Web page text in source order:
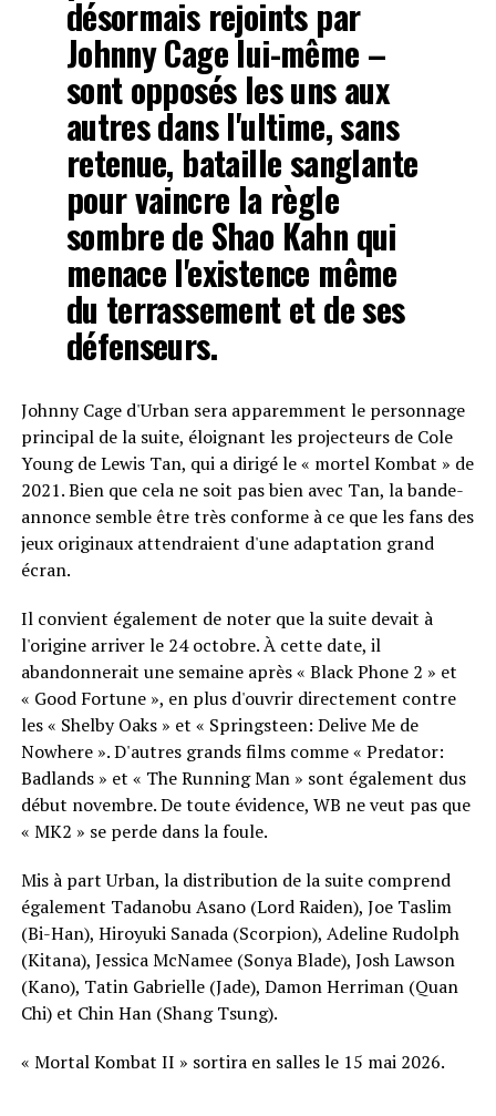
désormais rejoints par
Johnny Cage lui-même –
sont opposés les uns aux
autres dans l'ultime, sans
retenue, bataille sanglante
pour vaincre la règle
sombre de Shao Kahn qui
menace l'existence même
du terrassement et de ses
défenseurs.
Johnny Cage d'Urban sera apparemment le personnage
principal de la suite, éloignant les projecteurs de Cole
Young de Lewis Tan, qui a dirigé le « mortel Kombat » de
2021. Bien que cela ne soit pas bien avec Tan, la bande-
annonce semble être très conforme à ce que les fans des
jeux originaux attendraient d'une adaptation grand
écran.
Il convient également de noter que la suite devait à
l'origine arriver le 24 octobre. À cette date, il
abandonnerait une semaine après « Black Phone 2 » et
« Good Fortune », en plus d'ouvrir directement contre
les « Shelby Oaks » et « Springsteen: Delive Me de
Nowhere ». D'autres grands films comme « Predator:
Badlands » et « The Running Man » sont également dus
début novembre. De toute évidence, WB ne veut pas que
« MK2 » se perde dans la foule.
Mis à part Urban, la distribution de la suite comprend
également Tadanobu Asano (Lord Raiden), Joe Taslim
(Bi-Han), Hiroyuki Sanada (Scorpion), Adeline Rudolph
(Kitana), Jessica McNamee (Sonya Blade), Josh Lawson
(Kano), Tatin Gabrielle (Jade), Damon Herriman (Quan
Chi) et Chin Han (Shang Tsung).
« Mortal Kombat II » sortira en salles le 15 mai 2026.